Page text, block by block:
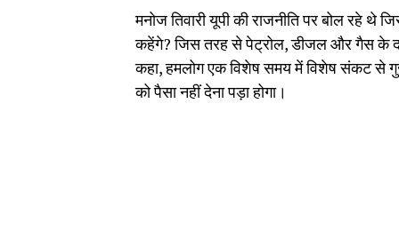
मनोज तिवारी यूपी की राजनीति पर बोल रहे थे
कहेंगे? जिस तरह से पेट्रोल, डीजल और गैस के
कहा, हमलोग एक विशेष समय में विशेष संकट से
को पैसा नहीं देना पड़ा होगा।